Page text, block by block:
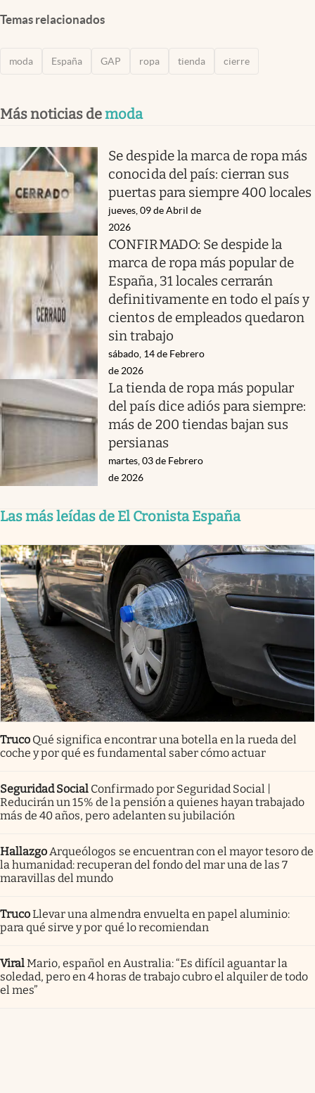
Temas relacionados
moda España GAP ropa tienda cierre
Más noticias demoda
Se despide la marca de ropa más
conocida del país: cierran sus
puertas para siempre 400 locales
jueves, 09 de Abril de
2026
CONFIRMADO: Se despide la
marca de ropa más popular de
España, 31 locales cerrarán
definitivamente en todo el país y
cientos de empleados quedaron
sin trabajo
sábado, 14 de Febrero
de 2026
La tienda de ropa más popular
del país dice adiós para siempre:
más de 200 tiendas bajan sus
persianas
martes, 03 de Febrero
de 2026
Las más leídas de El Cronista España
Truco Qué significa encontrar una botella en la rueda del
coche y por qué es fundamental saber cómo actuar
Seguridad Social Confirmado por Seguridad Social |
Reducirán un 15% de la pensión a quienes hayan trabajado
más de 40 años, pero adelanten su jubilación
Hallazgo Arqueólogos se encuentran con el mayor tesoro de
la humanidad: recuperan del fondo del mar una de las 7
maravillas del mundo
TrucoLlevar una almendra envuelta en papel aluminio:
para qué sirve y por qué lo recomiendan
ViralMario, español en Australia: “Es difícil aguantar la
soledad, pero en 4 horas de trabajo cubro el alquiler de todo
el mes”